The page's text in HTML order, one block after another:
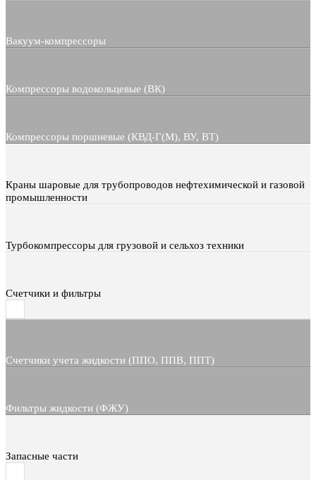
Вакуум-компрессоры
Компрессоры водокольцевые (ВК)
Компрессоры поршневые (КВД-Г(М), ВУ, ВТ)
Краны шаровые для трубопроводов нефтехимической и газовой
промышленности
Турбокомпрессоры для грузовой и сельхоз техники
Счетчики и фильтры
Счетчики учета жидкости (ППО, ППВ, ППТ)
Фильтры жидкости (ФЖУ)
Запасные части